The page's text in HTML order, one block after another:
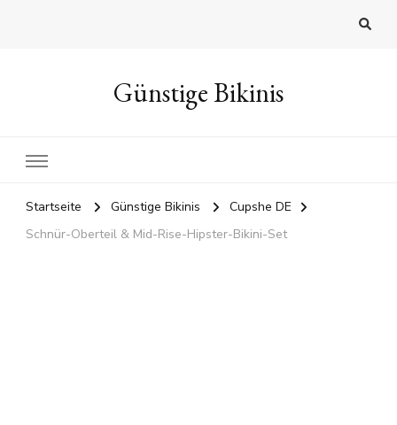
Günstige Bikinis
Startseite Günstige Bikinis
Cupshe DE
Schnür-Oberteil & Mid-Rise-Hipster-Bikini-Set